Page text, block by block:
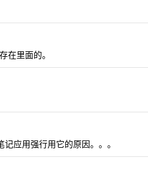
在里面的。
应用强行用它的原因。。。